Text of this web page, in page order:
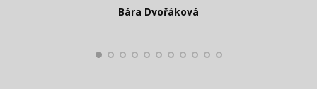
Bára Dvořáková
Kateřina Veleta Štěpánová